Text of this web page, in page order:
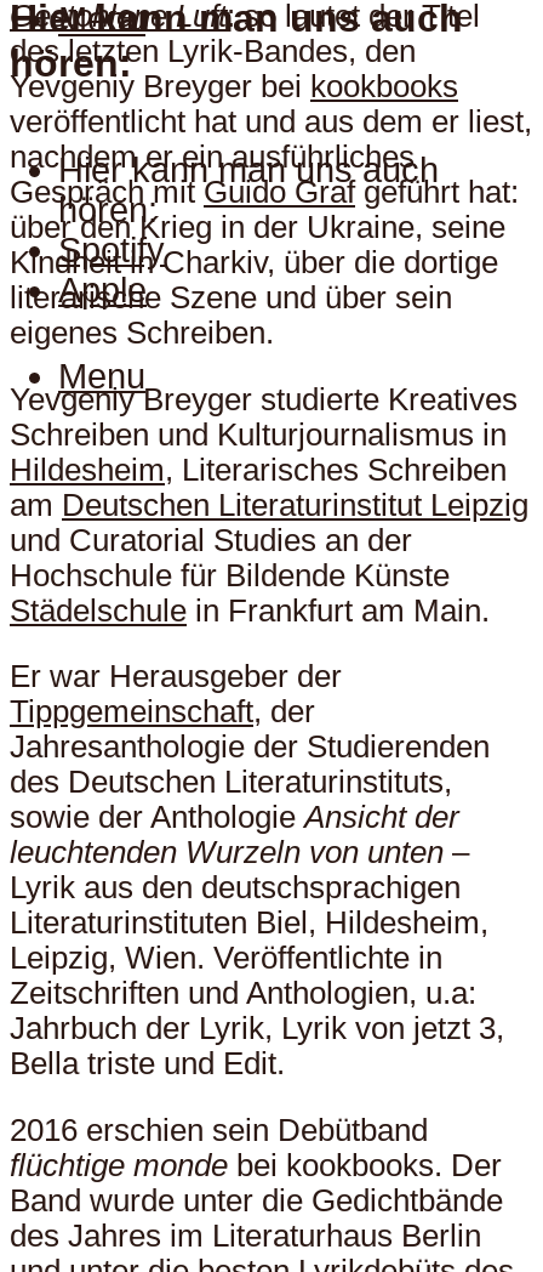
Menu
Hier kann man uns auch
hören:
Hier kann man uns auch
hören:
Spotify
Apple
Menu
Gestohlene Luft: so lautet der Titel
des letzten Lyrik-Bandes, den
Yevgeniy Breyger bei kookbooks
veröffentlicht hat und aus dem er liest,
nachdem er ein ausführliches
Gespräch mitGuido Grafgeführt hat:
über den Krieg in der Ukraine, seine
Kindheit in Charkiv, über die dortige
literarische Szene und über sein
eigenes Schreiben.
Yevgeniy Breyger studierte Kreatives
Schreiben und Kulturjournalismus in
Hildesheim, Literarisches Schreiben
am Deutschen Literaturinstitut Leipzig
und Curatorial Studies an der
Hochschule für Bildende Künste
Städelschule in Frankfurt am Main.
Er war Herausgeber der
Tippgemeinschaft, der
Jahresanthologie der Studierenden
des Deutschen Literaturinstituts,
sowie der AnthologieAnsicht der
leuchtenden Wurzeln von unten –
Lyrik aus den deutschsprachigen
Literaturinstituten Biel, Hildesheim,
Leipzig, Wien. Veröffentlichte in
Zeitschriften und Anthologien, u.a:
Jahrbuch der Lyrik, Lyrik von jetzt 3,
Bella triste und Edit.
2016 erschien sein Debütband
flüchtige monde bei kookbooks. Der
Band wurde unter die Gedichtbände
des Jahres im Literaturhaus Berlin